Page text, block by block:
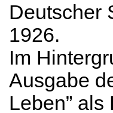
Deutscher
1926.
Im
Ausgabe
Leben”